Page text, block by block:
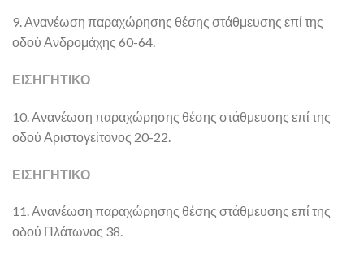
9. Ανανέωση παραχώρησης θέσης στάθμευσης επί της
οδού Ανδρομάχης 60-64.
ΕΙΣΗΓΗΤΙΚΟ
10. Ανανέωση παραχώρησης θέσης στάθμευσης επί της
οδού Αριστογείτονος 20-22.
ΕΙΣΗΓΗΤΙΚΟ
11. Ανανέωση παραχώρησης θέσης στάθμευσης επί της
οδού Πλάτωνος 38.